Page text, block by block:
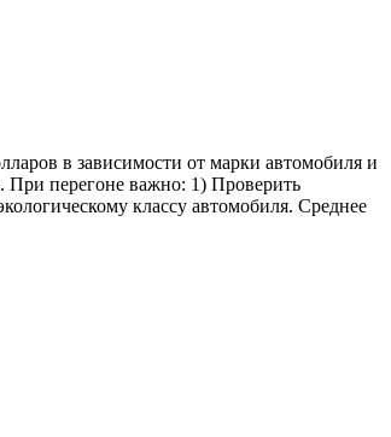
в зависимости от марки автомобиля и
При перегоне важно: 1) Проверить
классу автомобиля. Среднее